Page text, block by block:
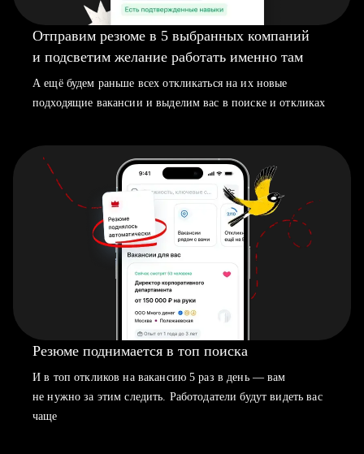
Отправим резюме в 5 выбранных компаний
и подсветим желание работать именно там
А ещё будем раньше всех откликаться на их новые
подходящие вакансии и выделим вас в поиске и откликах
Резюме поднимается в топ поиска
И в топ откликов на вакансию 5 раз в день — вам
не нужно за этим следить. Работодатели будут видеть вас
чаще